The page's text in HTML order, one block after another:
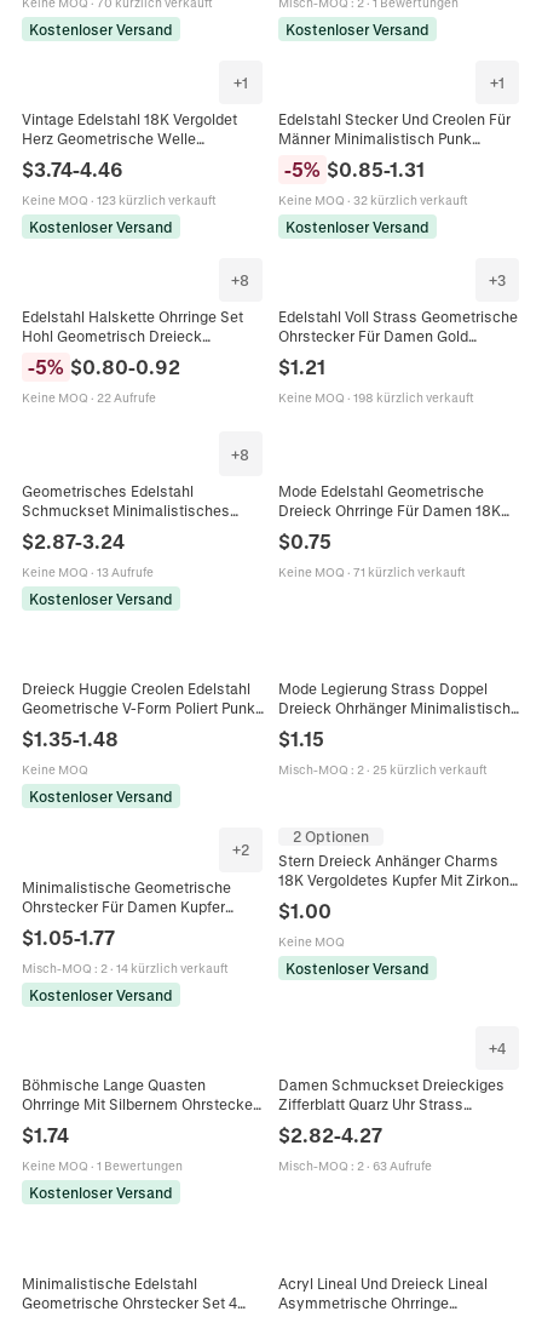
Kostenloser Versand Kostenloser Versand
+1
Vintage Edelstahl 18K Vergoldet
Herz Geometrische Welle
Ohrstecker Für Damen Hohl
Geschmolzenes Herz Dreieck
Spirale Mode Schmuck
$3.74-4.46
Keine MOQ · 123 kürzlich verkauft
Kostenloser Versand
+1
Edelstahl Stecker Und Creolen Für
Männer Minimalistisch Punk
Schlange Dreieck Poker As Feder
Sonne Design Schmuck
-5% $0.85-1.31
Keine MOQ · 32 kürzlich verkauft
Kostenloser Versand
+8
Edelstahl Halskette Ohrringe Set
Hohl Geometrisch Dreieck
Basketball Adler Hund Muster
Mode Schmuck Für Frauen
-5% $0.80-0.92
Keine MOQ · 22 Aufrufe
+3
Edelstahl Voll Strass Geometrische
Ohrstecker Für Damen Gold
Personalisiert Herz Dreieck Blume
Rund Ohr Schmuck
$1.21
Keine MOQ · 198 kürzlich verkauft
+8
Geometrisches Edelstahl
Schmuckset Minimalistisches
Herz Stern Mond Dreieck Würfel
Anhänger Halskette Ohrringe Für
Damen
$2.87-3.24
Keine MOQ · 13 Aufrufe
Kostenloser Versand
Mode Edelstahl Geometrische
Dreieck Ohrringe Für Damen 18K
Vergoldet Übertrieben Punk
Schmuck Statement Ohrring
Geschenk
$0.75
Keine MOQ · 71 kürzlich verkauft
Dreieck Huggie Creolen Edelstahl
Geometrische V-Form Poliert Punk
Stil Minimalistischer Schmuck Für
Herren Damen
$1.35-1.48
Keine MOQ
Kostenloser Versand
Mode Legierung Strass Doppel
Dreieck Ohrhänger Minimalistisch
Geometrisch Edelstahl Stift
Schmuck Für Damen Geschenk
$1.15
Misch-MOQ : 2· 25 kürzlich verkauft
+2
Minimalistische Geometrische
Ohrstecker Für Damen Kupfer
Zirkonia Winzig Funkelnd
$1.05-1.77
Misch-MOQ : 2· 14 kürzlich verkauft
Kostenloser Versand
2 Optionen
Stern Dreieck Anhänger Charms
18K Vergoldetes Kupfer Mit Zirkon
Für DIY Ohrringe Halskette
Schmuckherstellung Zubehör
$1.00
Keine MOQ
Kostenloser Versand
Böhmische Lange Quasten
Ohrringe Mit Silbernem Ohrstecker
Hohle Dreieckige Wassertropfen
Perlen Legierung Strass Vintage Stil
Damen
$1.74
Keine MOQ · 1 Bewertungen
Kostenloser Versand
+4
Damen Schmuckset Dreieckiges
Zifferblatt Quarz Uhr Strass
Wassertropfen Anhänger Halskette
Ohrringe Ring Glitzerband Elegant
$2.82-4.27
Misch-MOQ : 2· 63 Aufrufe
Minimalistische Edelstahl
Geometrische Ohrstecker Set 4
Acryl Lineal Und Dreieck Lineal
Asymmetrische Ohrringe